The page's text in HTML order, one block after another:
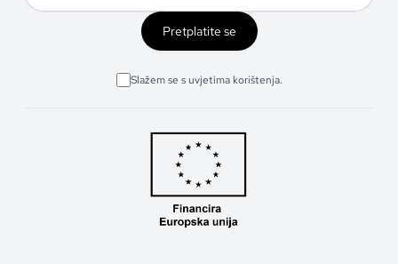
Pretplatite se
Slažem se s uvjetima korištenja.